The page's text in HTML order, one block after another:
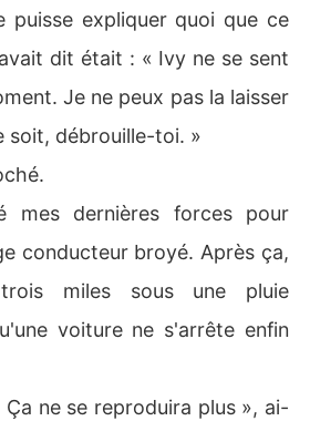
puisse expliquer quoi que ce
dit était : « Ivy ne se sent
Je ne peux pas la laisser
soit, débrouille-toi. »
mes dernières forces pour
conducteur broyé. Après ça,
miles sous une pluie
voiture ne s'arrête enfin
Ça ne se reproduira plus », ai-